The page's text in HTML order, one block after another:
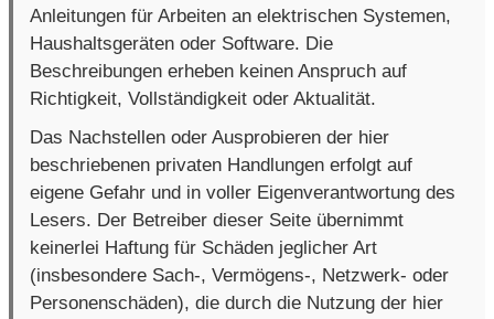
Anleitungen für Arbeiten an elektrischen Systemen,
Haushaltsgeräten oder Software. Die
Beschreibungen erheben keinen Anspruch auf
Richtigkeit, Vollständigkeit oder Aktualität.
Das Nachstellen oder Ausprobieren der hier
beschriebenen privaten Handlungen erfolgt auf
eigene Gefahr und in voller Eigenverantwortung des
Lesers. Der Betreiber dieser Seite übernimmt
keinerlei Haftung für Schäden jeglicher Art
(insbesondere Sach-, Vermögens-, Netzwerk- oder
Personenschäden), die durch die Nutzung der hier